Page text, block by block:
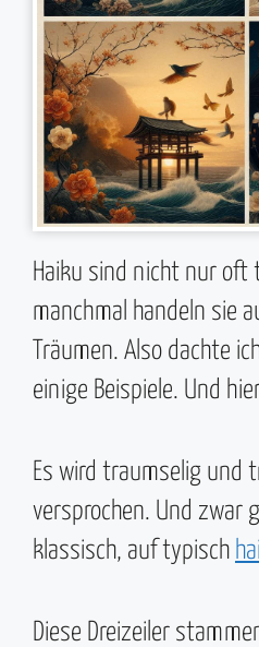
Haiku sind nicht nur oft
manchmal handeln sie
Träumen. Also dachte
einige Beispiele. Und
Es wird traumselig und
versprochen. Und zwar
klassisch, auf typisch
Diese Dreizeiler